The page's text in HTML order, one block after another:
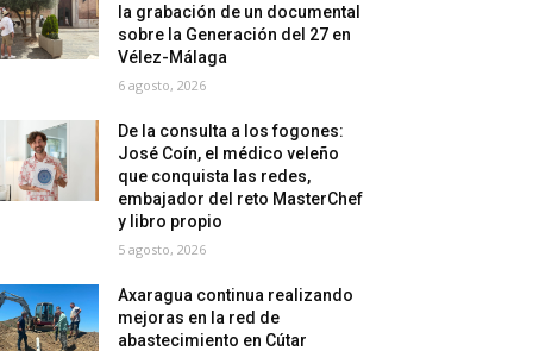
la grabación de un documental
sobre la Generación del 27 en
Vélez-Málaga
6 agosto, 2026
De la consulta a los fogones:
José Coín, el médico veleño
que conquista las redes,
embajador del reto MasterChef
y libro propio
5 agosto, 2026
Axaragua continua realizando
mejoras en la red de
abastecimiento en Cútar